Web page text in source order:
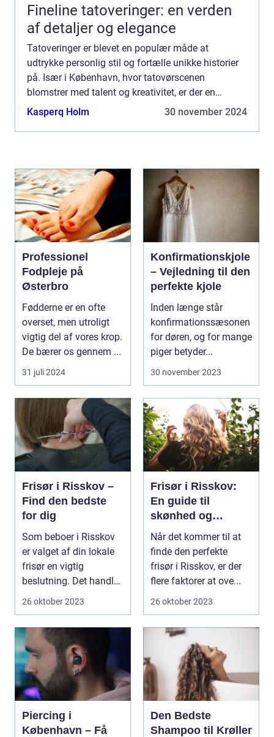
Fineline tatoveringer: en verden
af detaljer og elegance
Tatoveringer er blevet en populær måde at
udtrykke personlig stil og fortælle unikke historier
på. Især i København, hvor tatovørscenen
blomstrer med talent og kreativitet, er der en
stigende efterspø...
Kasperq Holm 30 november 2024
Professionel
Fodpleje på
Østerbro
Fødderne er en ofte
overset, men utroligt
vigtig del af vores krop.
De bærer os gennem ...
31 juli 2024
Konfirmationskjole
– Vejledning til den
perfekte kjole
Inden længe står
konfirmationssæsonen
for døren, og for mange
piger betyder...
30 november 2023
Frisør i Risskov –
Find den bedste
for dig
Som beboer i Risskov
er valget af din lokale
frisør en vigtig
beslutning. Det handler
om mere...
26 oktober 2023
Frisør i Risskov:
En guide til
skønhed og
velvære
Når det kommer til at
finde den perfekte
frisør i Risskov, er der
flere faktorer at ove...
26 oktober 2023
Piercing i
København – Få
Den Bedste
Shampoo til Krøller